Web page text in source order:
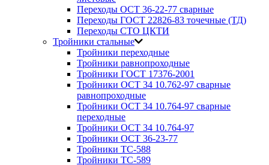
Переходы ОСТ 36-22-77 сварные
Переходы ГОСТ 22826-83 точечные (ТД)
Переходы СТО ЦКТИ
Тройники стальные
Тройники переходные
Тройники равнопроходные
Тройники ГОСТ 17376-2001
Тройники ОСТ 34 10.762-97 сварные
равнопроходные
Тройники ОСТ 34 10.764-97 сварные
переходные
Тройники ОСТ 34 10.764-97
Тройники ОСТ 36-23-77
Тройники ТС-588
Тройники ТС-589